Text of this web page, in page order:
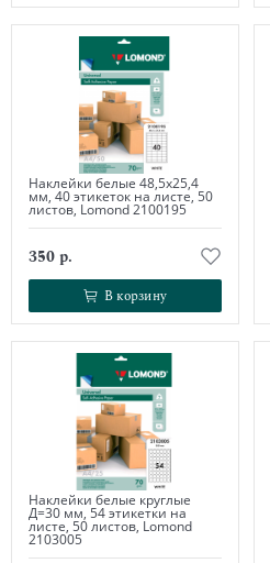
Наклейки белые 48,5х25,4
мм, 40 этикеток на листе, 50
листов, Lomond 2100195
350 р.
В корзину
В корзину
Наклейки белые круглые
Д=30 мм, 54 этикетки на
листе, 50 листов, Lomond
2103005